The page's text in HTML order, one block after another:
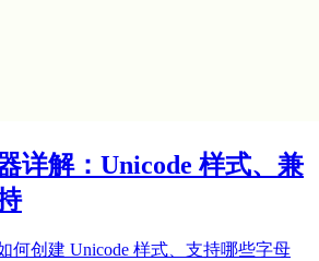
详解：Unicode 样式、兼
何创建 Unicode 样式、支持哪些字母